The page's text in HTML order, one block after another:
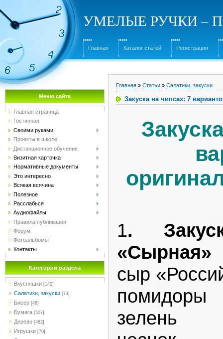
УМЕЛЫЕ РУЧКИ –
Главная Каталог статей Регистрация
Меню сайта
Главная страница
Гостинная
Своими руками
Проекты в школе
Дистанционное обучение
Визитная карточка
Нормативные документы
Это интересно
Всякая всячина
Полезное
Расслабься
Аудиофайлы
Правила публикации
Форум
Фотоальбомы
Контакты
Категории раздела
Вкусняшки [140]
Салатики, закуски [73]
Бисер [46]
Бумага [507]
Дерево [482]
Игрушки [70]
Главная » Статьи » Салатики, закуски
Закуска на чипсах: 7
1.
«Сырная»
сыр
помидоры
зелень